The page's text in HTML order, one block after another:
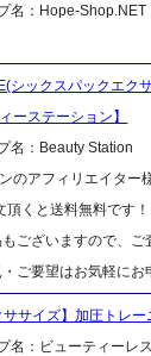
名：Hope-Shop.NET
シックスパックエ
ーステーション】
名：Beauty Station
のアフィリエイター
頂くと送料無料です
もございますので、
ご要望はお気軽にお
ササイズ】加圧トレ
名：ビューティーレ